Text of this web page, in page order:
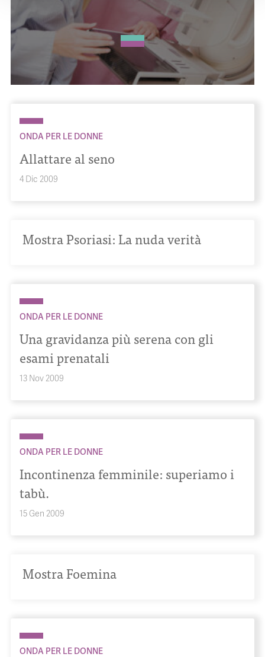
ONDA PER LE DONNE
Allattare al seno
4 Dic 2009
Mostra Psoriasi: La nuda verità
ONDA PER LE DONNE
Una gravidanza più serena con gli
esami prenatali
13 Nov 2009
ONDA PER LE DONNE
Incontinenza femminile: superiamo i
tabù.
15 Gen 2009
Mostra Foemina
ONDA PER LE DONNE